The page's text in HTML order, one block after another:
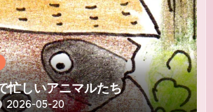
忙しいアニマルたち
2026-05-20